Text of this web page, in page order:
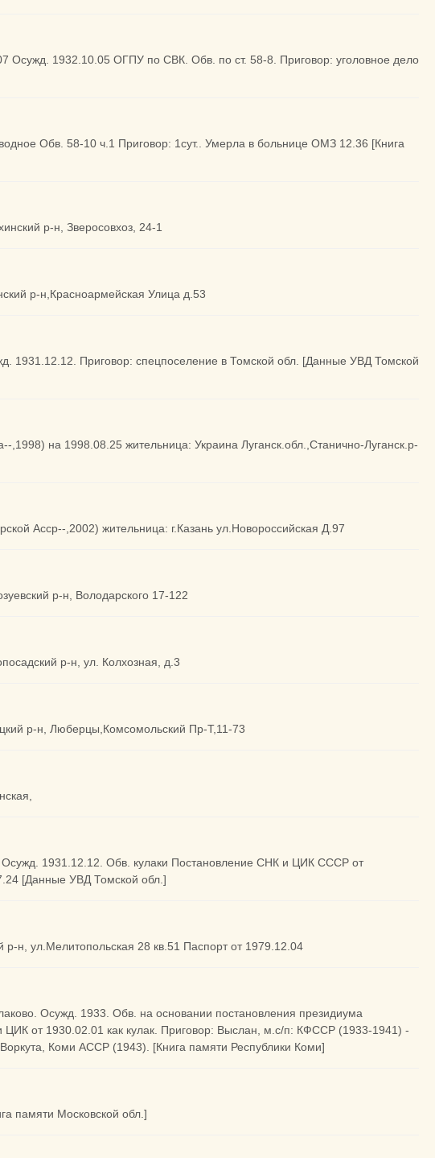
Осужд. 1932.10.05 ОГПУ по СВК. Обв. по ст. 58-8. Приговор: уголовное дело
Обв. 58-10 ч.1 Приговор: 1сут.. Умерла в больнице ОМЗ 12.36 [Книга
р-н, Зверосовхоз, 24-1
р-н,Красноармейская Улица д.53
1931.12.12. Приговор: спецпоселение в Томской обл. [Данные УВД Томской
,1998) на 1998.08.25 жительница: Украина Луганск.обл.,Станично-Луганск.р-
Асср--,2002) жительница: г.Казань ул.Новороссийская Д.97
р-н, Володарского 17-122
р-н, ул. Колхозная, д.3
р-н, Люберцы,Комсомольский Пр-Т,11-73
1931.12.12. Обв. кулаки Постановление СНК и ЦИК СССР от
[Данные УВД Томской обл.]
н, ул.Мелитопольская 28 кв.51 Паспорт от 1979.12.04
Осужд. 1933. Обв. на основании постановления президиума
от 1930.02.01 как кулак. Приговор: Выслан, м.с/п: КФССР (1933-1941) -
Коми АССР (1943). [Книга памяти Республики Коми]
памяти Московской обл.]